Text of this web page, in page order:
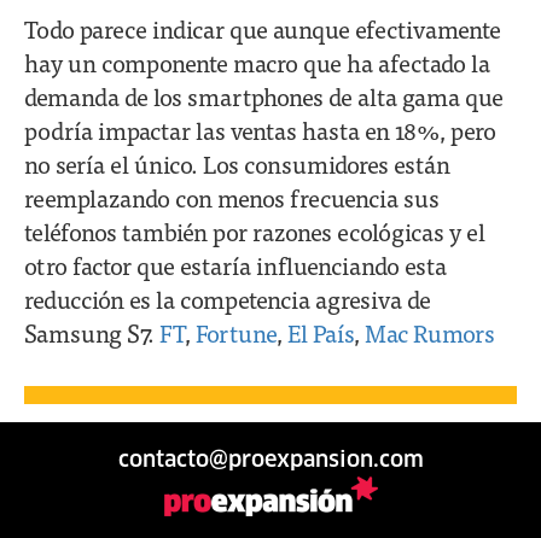
Todo parece indicar que aunque efectivamente
hay un componente macro que ha afectado la
demanda de los smartphones de alta gama que
podría impactar las ventas hasta en 18%, pero
no sería el único. Los consumidores están
reemplazando con menos frecuencia sus
teléfonos también por razones ecológicas y el
otro factor que estaría influenciando esta
reducción es la competencia agresiva de
Samsung S7. FT,Fortune,El País,Mac Rumors
contacto@proexpansion.com